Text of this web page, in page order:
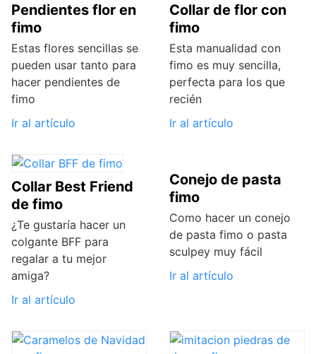
Pendientes flor en
fimo
Estas flores sencillas se
pueden usar tanto para
hacer pendientes de
fimo
Ir al artículo
Collar de flor con
fimo
Esta manualidad con
fimo es muy sencilla,
perfecta para los que
recién
Ir al artículo
Collar Best Friend
de fimo
¿Te gustaría hacer un
colgante BFF para
regalar a tu mejor
amiga?
Ir al artículo
Conejo de pasta
fimo
Como hacer un conejo
de pasta fimo o pasta
sculpey muy fácil
Ir al artículo